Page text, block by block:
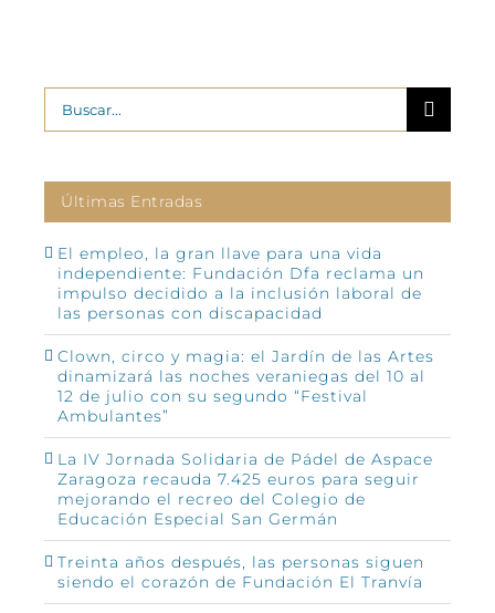
Buscar:
Últimas Entradas
El empleo, la gran llave para una vida
independiente: Fundación Dfa reclama un
impulso decidido a la inclusión laboral de
las personas con discapacidad
Clown, circo y magia: el Jardín de las Artes
dinamizará las noches veraniegas del 10 al
12 de julio con su segundo “Festival
Ambulantes”
La IV Jornada Solidaria de Pádel de Aspace
Zaragoza recauda 7.425 euros para seguir
mejorando el recreo del Colegio de
Educación Especial San Germán
Treinta años después, las personas siguen
siendo el corazón de Fundación El Tranvía